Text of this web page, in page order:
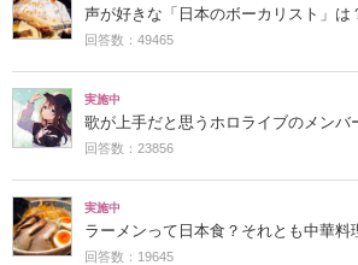
声が好きな「日本のボーカリスト」は
回答数：49465
実施中
歌が上手だと思うホロライブのメンバ
回答数：23856
実施中
ラーメンって日本食？それとも中華料
回答数：19645